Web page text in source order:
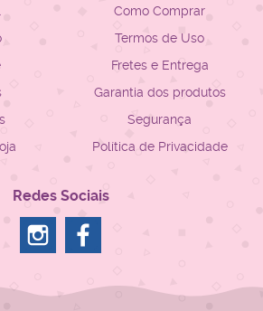
Como Comprar
Termos de Uso
Fretes e Entrega
Garantia dos produtos
Segurança
Política de Privacidade
Redes Sociais